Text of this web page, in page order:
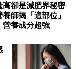
高卻是減肥界秘密
師揭「這部位」
養成分超強